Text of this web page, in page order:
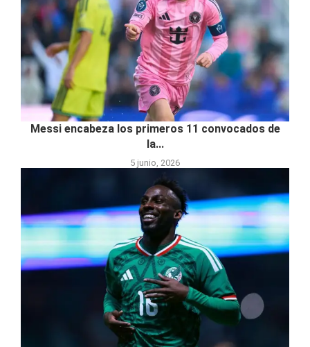
Messi encabeza los primeros 11 convocados de
la...
5 junio, 2026